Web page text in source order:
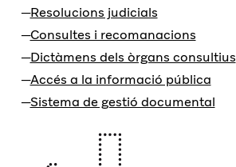
Resolucions judicials
Consultes i recomanacions
Dictàmens dels òrgans consultius
Accés a la informació pública
Sistema de gestió documental